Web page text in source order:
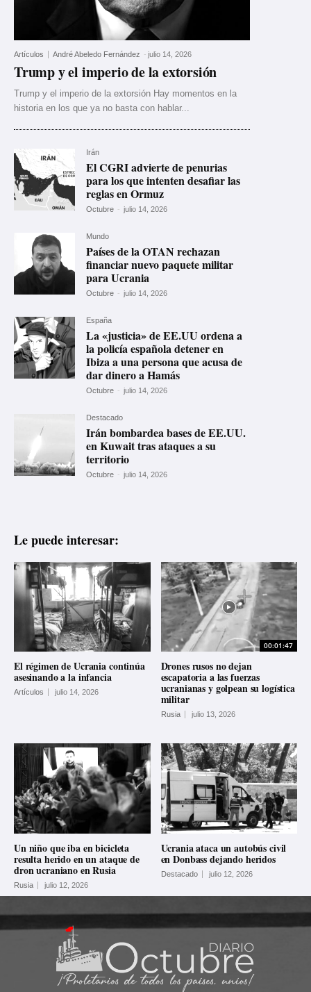
Artículos André Abeledo Fernández - julio 14, 2026
Trump y el imperio de la extorsión
Trump y el imperio de la extorsión Hay momentos en la
historia en los que ya no basta con hablar...
Irán
El CGRI advierte de penurias
para los que intenten desafiar las
reglas en Ormuz
Octubre - julio 14, 2026
Mundo
Países de la OTAN rechazan
financiar nuevo paquete militar
para Ucrania
Octubre - julio 14, 2026
España
La «justicia» de EE.UU ordena a
la policía española detener en
Ibiza a una persona que acusa de
dar dinero a Hamás
Octubre - julio 14, 2026
Destacado
Irán bombardea bases de EE.UU.
en Kuwait tras ataques a su
territorio
Octubre - julio 14, 2026
Le puede interesar:
El régimen de Ucrania continúa
asesinando a la infancia
Artículos julio 14, 2026
00:01:47
Drones rusos no dejan
escapatoria a las fuerzas
ucranianas y golpean su logística
militar
Rusia julio 13, 2026
Un niño que iba en bicicleta
resulta herido en un ataque de
dron ucraniano en Rusia
Rusia julio 12, 2026
Ucrania ataca un autobús civil
en Donbass dejando heridos
Destacado julio 12, 2026